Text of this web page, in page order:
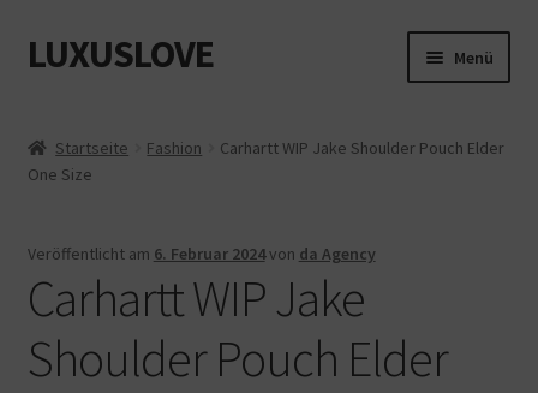
Zur
Navigation
Zum
Inhalt
LUXUSLOVE Menü
Cookie-Richtlinie (EU)
Datenschutz
Impressum
Kasse
Startseite Fashion
Carhartt WIP Jake Shoulder Pouch Elder
One Size
Veröffentlicht am 6. Februar 2024von da Agency
Carhartt WIP Jake
Shoulder Pouch Elder